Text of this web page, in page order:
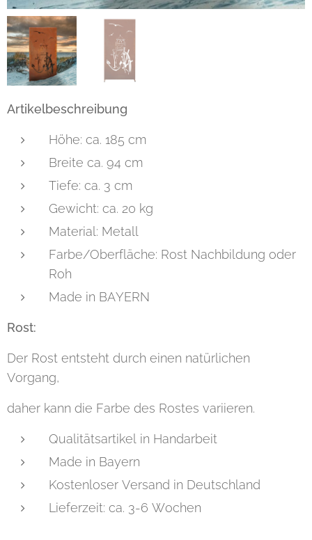
Artikelbeschreibung
Höhe: ca. 185 cm
Breite ca. 94 cm
Tiefe: ca. 3 cm
Gewicht: ca. 20 kg
Material: Metall
Farbe/Oberfläche: Rost Nachbildung oder
Roh
Made in BAYERN
Rost:
Der Rost entsteht durch einen natürlichen
Vorgang,
daher kann die Farbe des Rostes variieren.
Qualitätsartikel in Handarbeit
Made in Bayern
Kostenloser Versand in Deutschland
Lieferzeit: ca. 3-6 Wochen